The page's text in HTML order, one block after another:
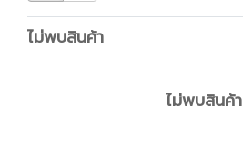
ไม่พบสินค้า
ไม่พบสินค้า